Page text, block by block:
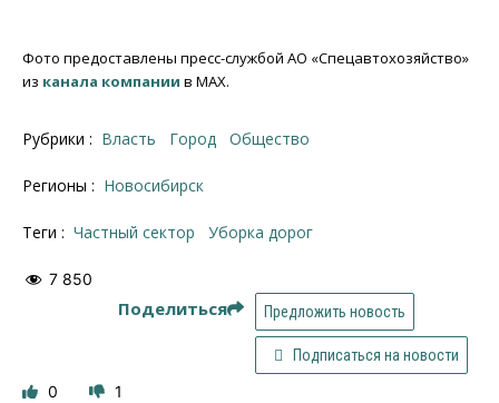
Фото предоставлены пресс-службой АО «Спецавтохозяйство»
из канала компании в МАХ.
Рубрики : Власть Город Общество
Регионы : Новосибирск
Теги : частный сектор уборка дорог
7 850
Поделиться Предложить новость
Подписаться на новости
0 1